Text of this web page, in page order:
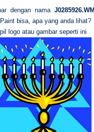
dengan nama
bisa, apa yang anda lihat?
logo atau gambar seperti ini